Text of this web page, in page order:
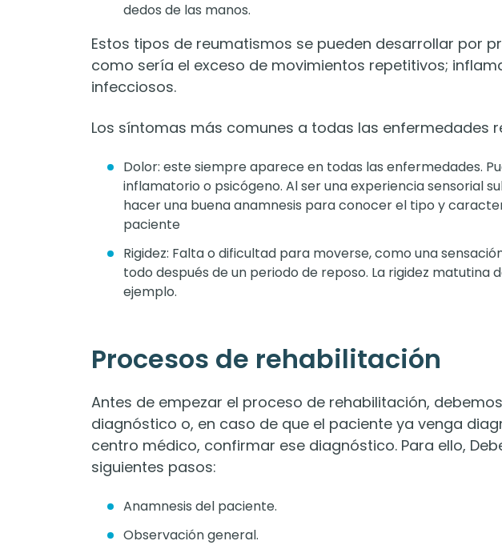
dedos de las manos.
Estos tipos de reumatismos se pueden desarrollar por
como sería el exceso de movimientos repetitivos;
infecciosos.
Los síntomas más comunes a todas las enfermedades
Dolor: este siempre aparece en todas las enfermedades.
inflamatorio o psicógeno. Al ser una experiencia sensorial
hacer una buena anamnesis para conocer el tipo y
paciente
Rigidez: Falta o dificultad para moverse, como una
todo después de un periodo de reposo. La rigidez matutina
ejemplo.
Procesos de rehabilitación
Antes de empezar el proceso de rehabilitación,
diagnóstico o, en caso de que el paciente ya venga
centro médico, confirmar ese diagnóstico. Para ello,
siguientes pasos:
Anamnesis del paciente.
Observación general.